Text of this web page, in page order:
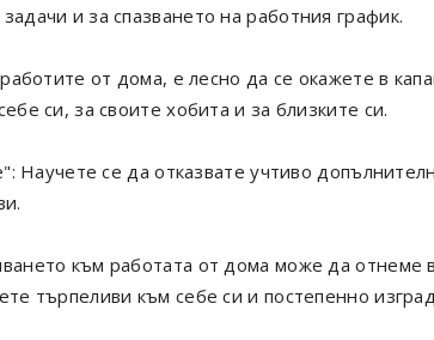
и за спазването на работния график.
от дома, е лесно да се окажете в
си, за своите хобита и за близките си.
Научете се да отказвате учтиво
към работата от дома може да отнеме
търпеливи към себе си и постепенно